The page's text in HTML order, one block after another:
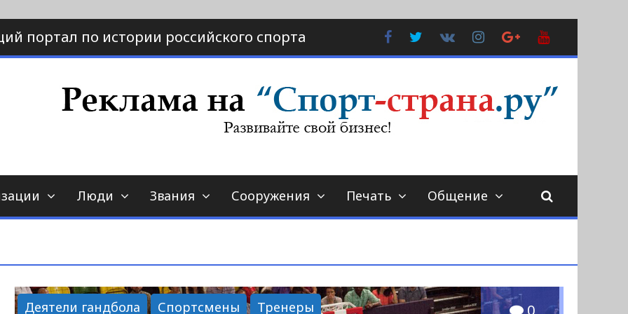
портал по истории российского спорта FacebookTwitter
Контакте
Instagram
Google
Plus
страна.ру
по истории спорта
Люди Звания Сооружения Печать Общение
Деятели гандбола Спортсмены Тренеры 0